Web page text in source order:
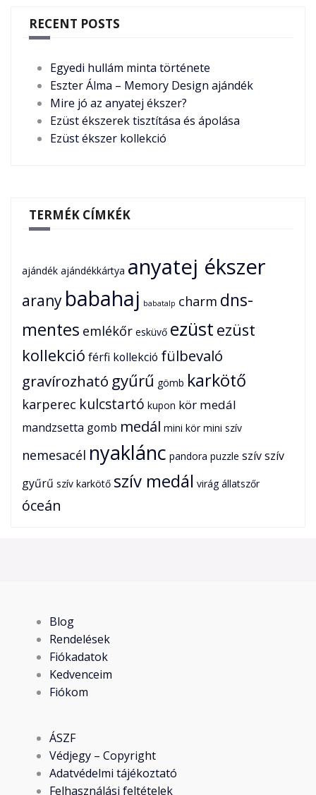
RECENT POSTS
Egyedi hullám minta története
Eszter Álma – Memory Design ajándék
Mire jó az anyatej ékszer?
Ezüst ékszerek tisztítása és ápolása
Ezüst ékszer kollekció
TERMÉK CÍMKÉK
ajándék ajándékkártya anyatej ékszer
arany babahaj babatalp charm dns-
mentes emlékőr esküvő ezüst ezüst
kollekció férfi kollekció fülbevaló
gravírozható gyűrű gömb karkötő
karperec kulcstartó kupon kör medál
mandzsetta gomb medál mini kör mini szív
nemesacél nyaklánc pandora puzzle szívszív
gyűrű szív karkötő szív medál virág állatszőr
óceán
Blog
Rendelések
Fiókadatok
Kedvenceim
Fiókom
ÁSZF
Védjegy – Copyright
Adatvédelmi tájékoztató
Felhasználási feltételek